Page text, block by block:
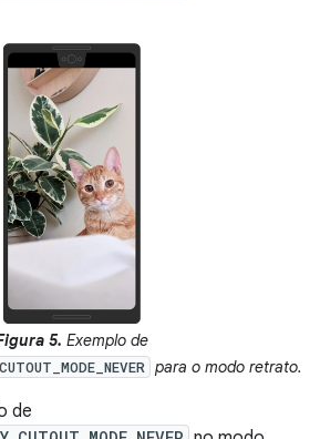
5. Exemplo de
para o modo retrato.
de